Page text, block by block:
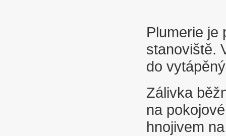
Plumerie je
stanoviště.
do
Zálivka
na
hnojivem